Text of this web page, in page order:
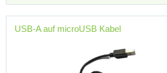
USB-A auf microUSB Kabel